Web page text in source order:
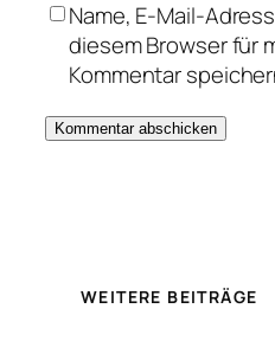
Name, E-Mail-
diesem Browser für
Kommentar
WEITERE BEITRÄGE